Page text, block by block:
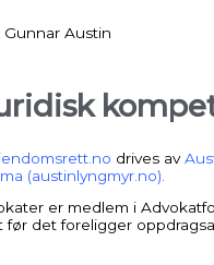
Austin
drives av
(austinlyngmyr.no).
er medlem i
før det foreligger